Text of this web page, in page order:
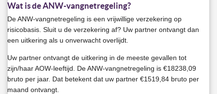
Wat is de ANW-vangnetregeling?
De ANW-vangnetregeling is een vrijwillige verzekering op
risicobasis. Sluit u de verzekering af? Uw partner ontvangt dan
een uitkering als u onverwacht overlijdt.
Uw partner ontvangt de uitkering in de meeste gevallen tot
zijn/haar AOW-leeftijd. De ANW-vangnetregeling is €18238,09
bruto per jaar. Dat betekent dat uw partner €1519,84 bruto per
maand ontvangt.